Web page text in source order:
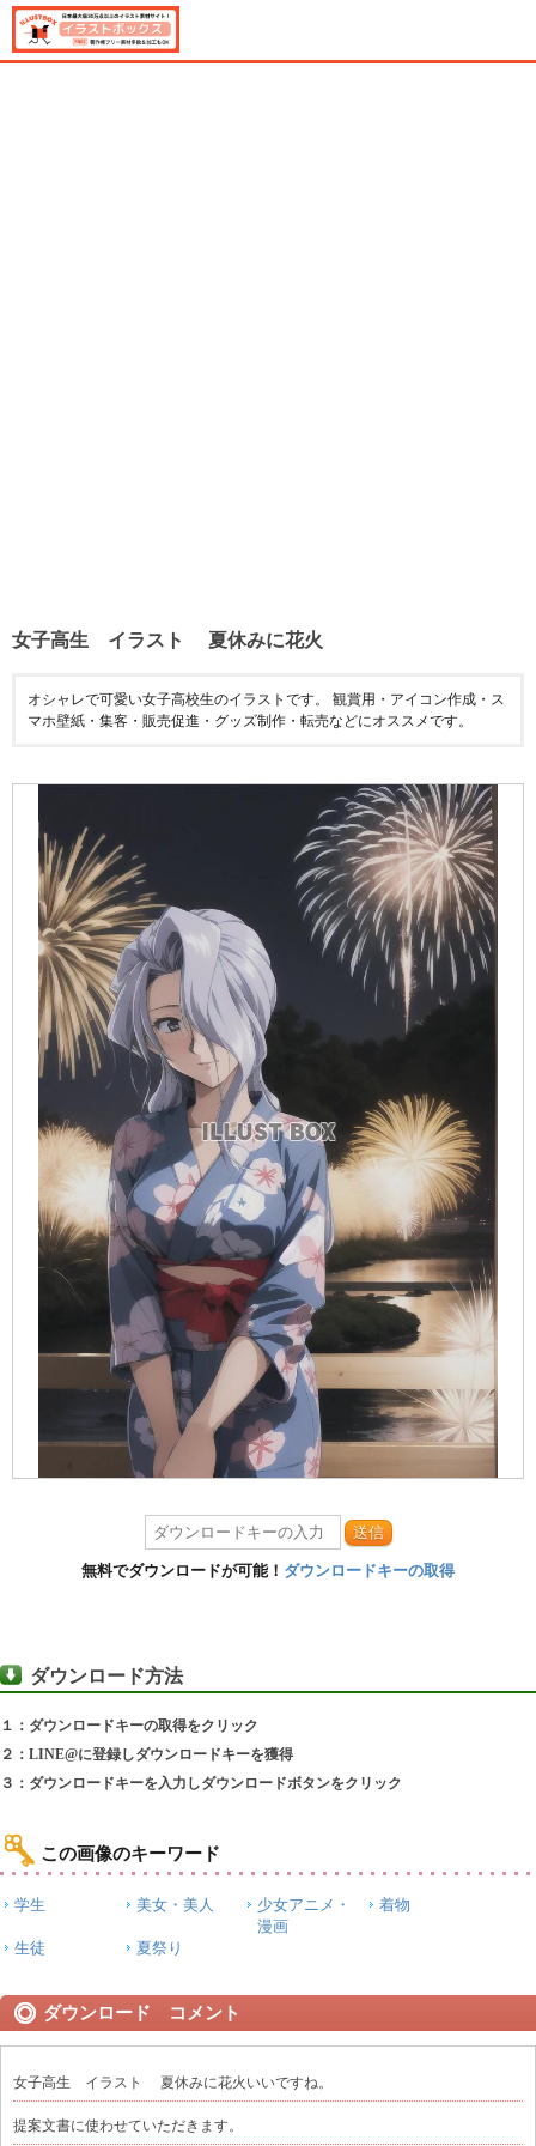
女子高生 イラスト 夏休みに花火
オシャレで可愛い女子高校生のイラストです。 観賞用・アイコン作成・ス
マホ壁紙・集客・販売促進・グッズ制作・転売などにオススメです。
送信
無料でダウンロードが可能！ ダウンロードキーの取得
ダウンロード方法
１：ダウンロードキーの取得をクリック
２：LINE@に登録しダウンロードキーを獲得
３：ダウンロードキーを入力しダウンロードボタンをクリック
この画像のキーワード
学生 美女・美人
少女アニメ・
漫画
着物
生徒 夏祭り
ダウンロード コメント
女子高生 イラスト 夏休みに花火いいですね。
提案文書に使わせていただきます。